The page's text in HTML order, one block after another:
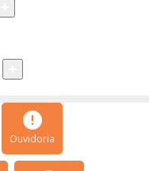
Ouvidoria